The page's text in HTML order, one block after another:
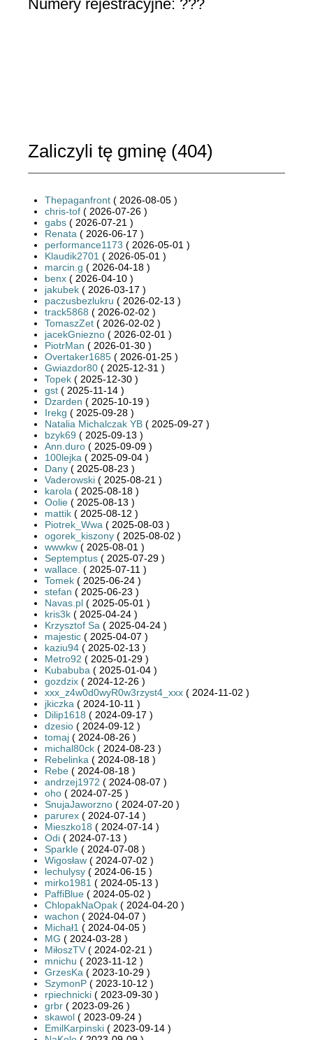
Numery rejestracyjne: ???
Zaliczyli tę gminę (404)
Thepaganfront ( 2026-08-05 )
chris-tof ( 2026-07-26 )
gabs ( 2026-07-21 )
Renata ( 2026-06-17 )
performance1173 ( 2026-05-01 )
Klaudik2701 ( 2026-05-01 )
marcin.g ( 2026-04-18 )
benx ( 2026-04-10 )
jakubek ( 2026-03-17 )
paczusbezlukru ( 2026-02-13 )
track5868 ( 2026-02-02 )
TomaszZet ( 2026-02-02 )
jacekGniezno ( 2026-02-01 )
PiotrMan ( 2026-01-30 )
Overtaker1685 ( 2026-01-25 )
Gwiazdor80 ( 2025-12-31 )
Topek ( 2025-12-30 )
gst ( 2025-11-14 )
Dzarden ( 2025-10-19 )
Irekg ( 2025-09-28 )
Natalia Michalczak YB ( 2025-09-27 )
bzyk69 ( 2025-09-13 )
Ann.duro ( 2025-09-09 )
100lejka ( 2025-09-04 )
Dany ( 2025-08-23 )
Vaderowski ( 2025-08-21 )
karola ( 2025-08-18 )
Oolie ( 2025-08-13 )
mattik ( 2025-08-12 )
Piotrek_Wwa ( 2025-08-03 )
ogorek_kiszony ( 2025-08-02 )
wwwkw ( 2025-08-01 )
Septemptus ( 2025-07-29 )
wallace. ( 2025-07-11 )
Tomek ( 2025-06-24 )
stefan ( 2025-06-23 )
Navas.pl ( 2025-05-01 )
kris3k ( 2025-04-24 )
Krzysztof Sa ( 2025-04-24 )
majestic ( 2025-04-07 )
kaziu94 ( 2025-02-13 )
Metro92 ( 2025-01-29 )
Kubabuba ( 2025-01-04 )
gozdzix ( 2024-12-26 )
xxx_z4w0d0wyR0w3rzyst4_xxx ( 2024-11-02 )
jkiczka ( 2024-10-11 )
Dilip1618 ( 2024-09-17 )
dzesio ( 2024-09-12 )
tomaj ( 2024-08-26 )
michal80ck ( 2024-08-23 )
Rebelinka ( 2024-08-18 )
Rebe ( 2024-08-18 )
andrzej1972 ( 2024-08-07 )
oho ( 2024-07-25 )
SnujaJaworzno ( 2024-07-20 )
parurex ( 2024-07-14 )
Mieszko18 ( 2024-07-14 )
Odi ( 2024-07-13 )
Sparkle ( 2024-07-08 )
Wigosław ( 2024-07-02 )
lechulysy ( 2024-06-15 )
mirko1981 ( 2024-05-13 )
PaffiBlue ( 2024-05-02 )
ChlopakNaOpak ( 2024-04-20 )
wachon ( 2024-04-07 )
Michał1 ( 2024-04-05 )
MG ( 2024-03-28 )
MiłoszTV ( 2024-02-21 )
mnichu ( 2023-11-12 )
GrzesKa ( 2023-10-29 )
SzymonP ( 2023-10-12 )
rpiechnicki ( 2023-09-30 )
grbr ( 2023-09-26 )
skawol ( 2023-09-24 )
EmilKarpinski ( 2023-09-14 )